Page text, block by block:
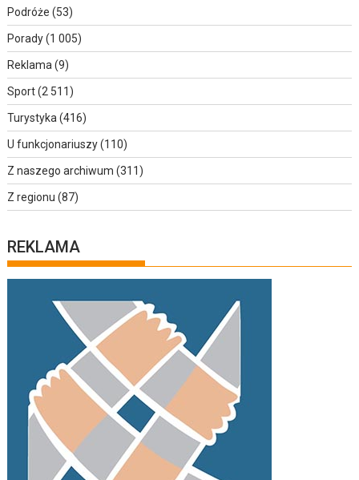
Podróże (53)
Porady(1 005)
Reklama(9)
Sport(2 511)
Turystyka(416)
U funkcjonariuszy(110)
Z naszego archiwum (311)
Z regionu (87)
REKLAMA